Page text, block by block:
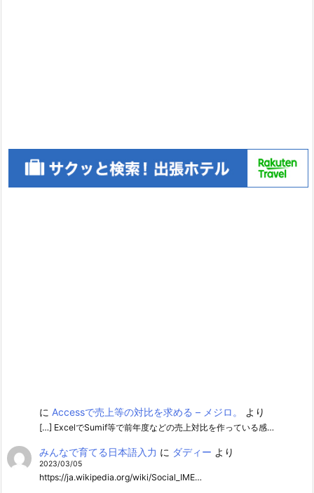
に Accessで売上等の対比を求める – メジロ。 より
[…] ExcelでSumif等で前年度などの売上対比を作っている感…
みんなで育てる日本語入力 に ダディー より
2023/03/05
https://ja.wikipedia.org/wiki/Social_IME…